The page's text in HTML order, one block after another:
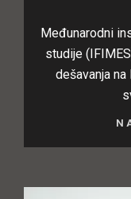
Međunarodni
studije
dešavanja